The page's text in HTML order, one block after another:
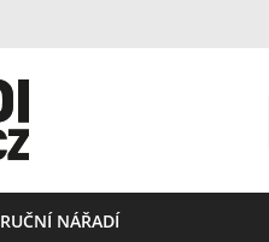
RUČNÍ NÁŘADÍ